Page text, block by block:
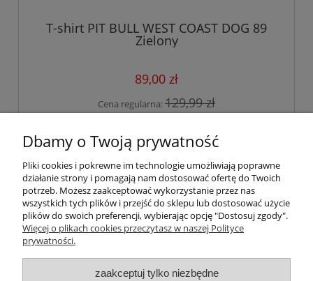
T-shirt PIT BULL WEST COAST DOG 89
Zielony
89,00 zł
Cena regularna:129,99 zł
90,99 zł
do koszyka
promocja
Dbamy o Twoją prywatność
Pliki cookies i pokrewne im technologie umożliwiają poprawne
działanie strony i pomagają nam dostosować ofertę do Twoich
potrzeb. Możesz zaakceptować wykorzystanie przez nas
wszystkich tych plików i przejść do sklepu lub dostosować użycie
plików do swoich preferencji, wybierając opcję "Dostosuj zgody".
Więcej o plikach cookies przeczytasz w naszej Polityce
prywatności.
zaakceptuj tylko niezbędne